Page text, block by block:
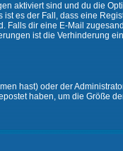
aktiviert sind und du die
es der Fall, dass eine
Falls dir eine E-Mail
ist die Verhinderung
hast) oder der
haben, um die Größe